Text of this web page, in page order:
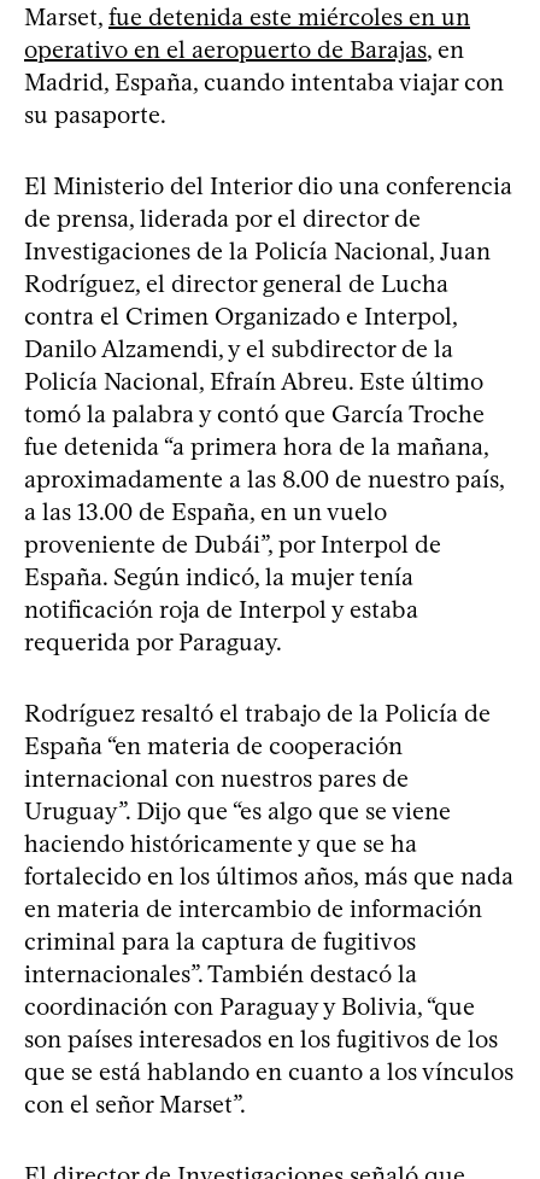
Marset, fue detenida este miércoles en un
operativo en el aeropuerto de Barajas, en
Madrid, España, cuando intentaba viajar con
su pasaporte.
El Ministerio del Interior dio una conferencia
de prensa, liderada por el director de
Investigaciones de la Policía Nacional, Juan
Rodríguez, el director general de Lucha
contra el Crimen Organizado e Interpol,
Danilo Alzamendi, y el subdirector de la
Policía Nacional, Efraín Abreu. Este último
tomó la palabra y contó que García Troche
fue detenida “a primera hora de la mañana,
aproximadamente a las 8.00 de nuestro país,
a las 13.00 de España, en un vuelo
proveniente de Dubái”, por Interpol de
España. Según indicó, la mujer tenía
notificación roja de Interpol y estaba
requerida por Paraguay.
Rodríguez resaltó el trabajo de la Policía de
España “en materia de cooperación
internacional con nuestros pares de
Uruguay”. Dijo que “es algo que se viene
haciendo históricamente y que se ha
fortalecido en los últimos años, más que nada
en materia de intercambio de información
criminal para la captura de fugitivos
internacionales”. También destacó la
coordinación con Paraguay y Bolivia, “que
son países interesados en los fugitivos de los
que se está hablando en cuanto a los vínculos
con el señor Marset”.